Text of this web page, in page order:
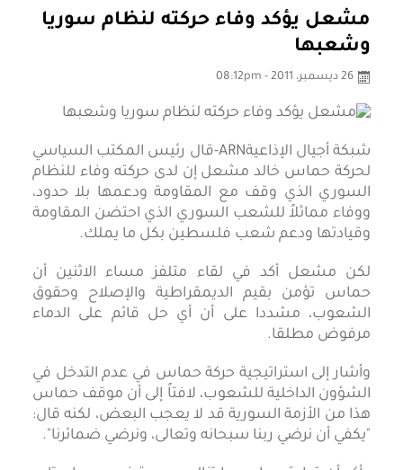
مشعل يؤكد وفاء حركته لنظام سوريا
وشعبها
26 ديسمبر، 2011 - 08:12pm
شبكة أجيال الإذاعيةARN-قال رئيس المكتب السياسي
لحركة حماس خالد مشعل إن لدى حركته وفاء للنظام
السوري الذي وقف مع المقاومة ودعمها بلا حدود،
ووفاء مماثلاً للشعب السوري الذي احتضن المقاومة
وقيادتها ودعم شعب فلسطين بكل ما يملك.
لكن مشعل أكد في لقاء متلفز مساء الاثنين أن
حماس تؤمن بقيم الديمقراطية والإصلاح وحقوق
الشعوب، مشددا على أن أي حل قائم على الدماء
مرفوض مطلقا.
وأشار إلى استراتيجية حركة حماس في عدم التدخل في
الشؤون الداخلية للشعوب، لافتاً إلى أن موقف حماس
هذا من الأزمة السورية قد لا يعجب البعض، لكنه قال:
"يكفي أن نرضي ربنا سبحانه وتعالى، ونرضي ضمائرنا".